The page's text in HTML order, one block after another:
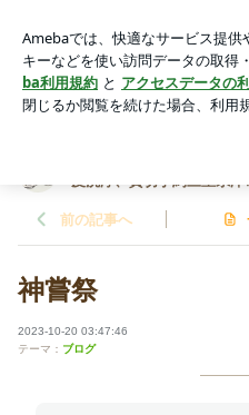
貸切予約三重県津市の美容室
アプリをダウンロードして ブロ
ょう。
皮洗浄、貸切予約三重県津
前の記事へ
神嘗祭
2023-10-20 03:47:46
テーマ： ブログ